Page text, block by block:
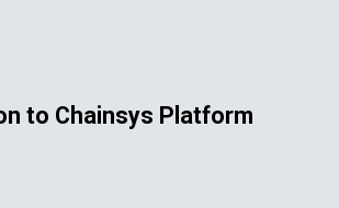
to Chainsys Platform